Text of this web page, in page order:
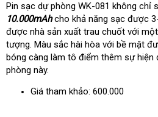
Pin sạc dự phòng WK-081 không chỉ
10.000mAhcho khả năng sạc được
được nhà sản xuất trau chuốt với
tượng. Màu sắc hài hòa với bề mặt
bóng càng làm tô điểm thêm sự hiện
phòng này.
Giá tham khảo: 600.000